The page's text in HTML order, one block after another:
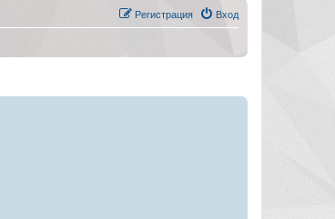
Вход
Регистрация